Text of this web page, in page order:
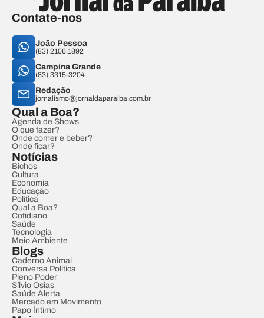
Contate-nos
João Pessoa
(83) 2106.1892
Campina Grande
(83) 3315-3204
Redação
jornalismo@jornaldaparaiba.com.br
Qual a Boa?
Agenda de Shows
O que fazer?
Onde comer e beber?
Onde ficar?
Notícias
Bichos
Cultura
Economia
Educação
Política
Qual a Boa?
Cotidiano
Saúde
Tecnologia
Meio Ambiente
Blogs
Caderno Animal
Conversa Política
Pleno Poder
Sílvio Osias
Saúde Alerta
Mercado em Movimento
Papo Íntimo